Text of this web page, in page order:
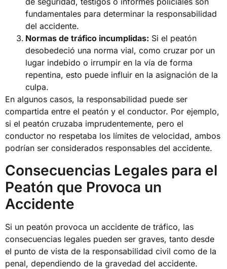
fundamentales para determinar la responsabilidad
del accidente.
Normas de tráfico incumplidas: Si el peatón
desobedeció una norma vial, como cruzar por un
lugar indebido o irrumpir en la vía de forma
repentina, esto puede influir en la asignación de la
culpa.
En algunos casos, la responsabilidad puede ser
compartida entre el peatón y el conductor. Por ejemplo,
si el peatón cruzaba imprudentemente, pero el
conductor no respetaba los límites de velocidad, ambos
podrían ser considerados responsables del accidente.
Consecuencias Legales para el
Peatón que Provoca un
Accidente
Si un peatón provoca un accidente de tráfico, las
consecuencias legales pueden ser graves, tanto desde
el punto de vista de la responsabilidad civil como de la
penal, dependiendo de la gravedad del accidente.